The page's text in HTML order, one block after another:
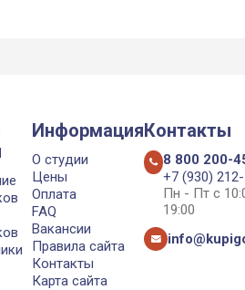
Информация
О студии
Цены
Оплата
FAQ
Вакансии
Правила сайта
Контакты
Карта сайта
Контакты
8 800 200-
+7 (930)
Пн - Пт с
19:00